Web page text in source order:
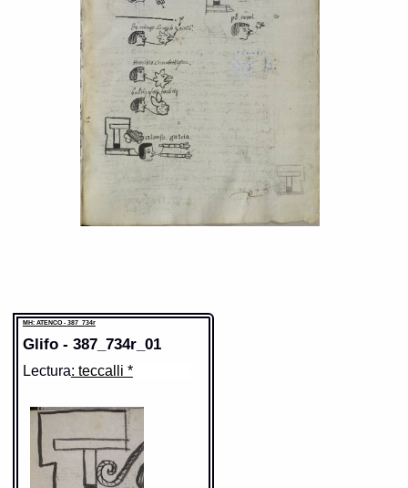
MH: ATENCO - 387_734r
Glifo - 387_734r_01
Lectura: teccalli *